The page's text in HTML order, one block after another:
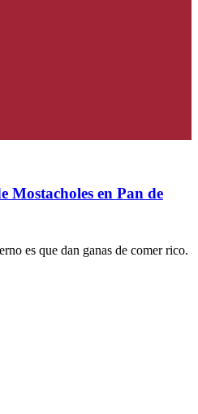
Mostacholes en Pan de
es que dan ganas de comer rico.